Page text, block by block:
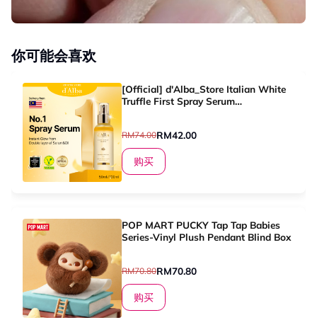
你可能会喜欢
[Official] d'Alba_Store Italian White
Truffle First Spray Serum
RM74.00RM42.00
购买
POP MART PUCKY Tap Tap Babies
Series-Vinyl Plush Pendant Blind Box
RM70.80RM70.80
购买